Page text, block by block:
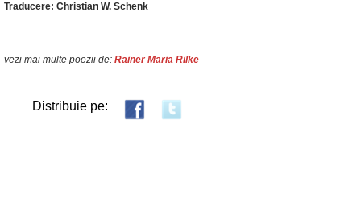
Traducere: Christian W. Schenk
vezi mai multe poezii de: Rainer Maria Rilke
Distribuie pe: